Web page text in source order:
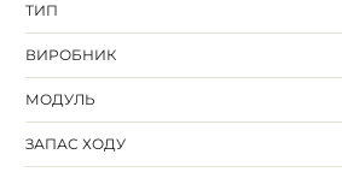
ТИП
ВИРОБНИК
МОДУЛЬ
ЗАПАС ХОДУ